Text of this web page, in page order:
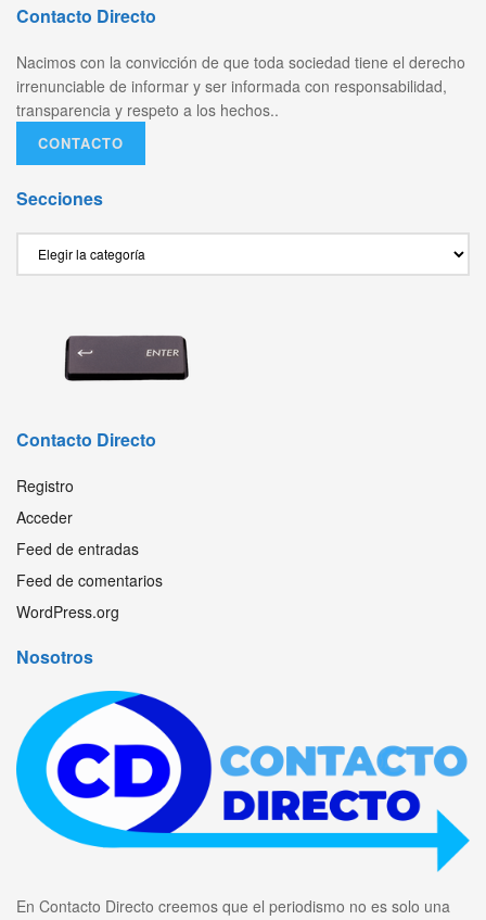
Contacto Directo
Nacimos con la convicción de que toda sociedad tiene el derecho
irrenunciable de informar y ser informada con responsabilidad,
transparencia y respeto a los hechos..
CONTACTO
Secciones
Contacto Directo
Registro
Acceder
Feed de entradas
Feed de comentarios
WordPress.org
Nosotros
En Contacto Directo creemos que el periodismo no es solo una